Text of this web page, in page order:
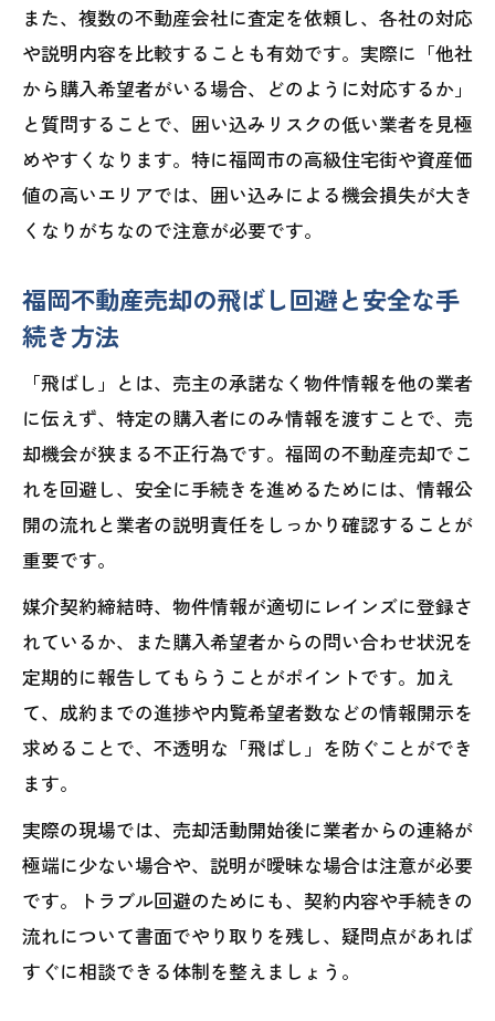
また、複数の不動産会社に査定を依頼し、各社の対応
や説明内容を比較することも有効です。実際に「他社
から購入希望者がいる場合、どのように対応するか」
と質問することで、囲い込みリスクの低い業者を見極
めやすくなります。特に福岡市の高級住宅街や資産価
値の高いエリアでは、囲い込みによる機会損失が大き
くなりがちなので注意が必要です。
福岡不動産売却の飛ばし回避と安全な手
続き方法
「飛ばし」とは、売主の承諾なく物件情報を他の業者
に伝えず、特定の購入者にのみ情報を渡すことで、売
却機会が狭まる不正行為です。福岡の不動産売却でこ
れを回避し、安全に手続きを進めるためには、情報公
開の流れと業者の説明責任をしっかり確認することが
重要です。
媒介契約締結時、物件情報が適切にレインズに登録さ
れているか、また購入希望者からの問い合わせ状況を
定期的に報告してもらうことがポイントです。加え
て、成約までの進捗や内覧希望者数などの情報開示を
求めることで、不透明な「飛ばし」を防ぐことができ
ます。
実際の現場では、売却活動開始後に業者からの連絡が
極端に少ない場合や、説明が曖昧な場合は注意が必要
です。トラブル回避のためにも、契約内容や手続きの
流れについて書面でやり取りを残し、疑問点があれば
すぐに相談できる体制を整えましょう。